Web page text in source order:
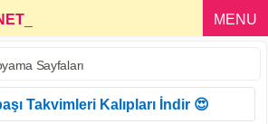
MENU
Sayfaları
Takvimleri Kalıpları İndir 😍